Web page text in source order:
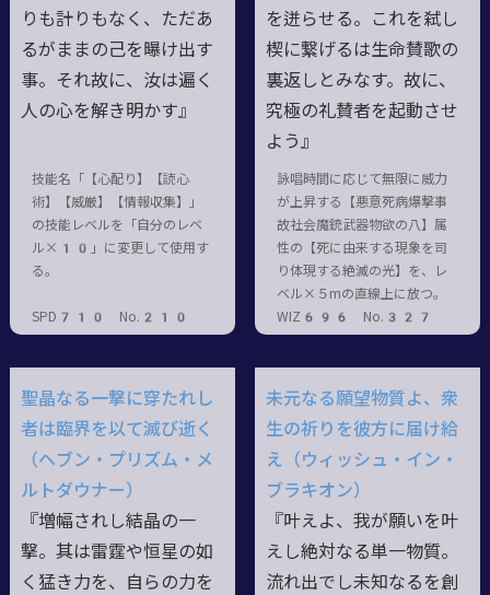
りも計りもなく、ただあ
るがままの己を曝け出す
事。それ故に、汝は遍く
人の心を解き明かす』
技能名「【心配り】【読心
術】【威厳】【情報収集】」
の技能レベルを「自分のレベ
ル×10」に変更して使用す
る。
SPD710 No.210
を迸らせる。これを弑し
楔に繋げるは生命賛歌の
裏返しとみなす。故に、
究極の礼賛者を起動させ
よう』
詠唱時間に応じて無限に威力
が上昇する【悪意死病爆撃事
故社会魔銃武器物欲の八】属
性の【死に由来する現象を司
り体現する絶滅の光】を、レ
ベル×５mの直線上に放つ。
WIZ696 No.327
聖晶なる一撃に穿たれし
者は臨界を以て滅び逝く
（ヘブン・プリズム・メ
ルトダウナー）
『増幅されし結晶の一
撃。其は雷霆や恒星の如
く猛き力を、自らの力を
未元なる願望物質よ、衆
生の祈りを彼方に届け給
え（ウィッシュ・イン・
ブラキオン）
『叶えよ、我が願いを叶
えし絶対なる単一物質。
流れ出でし未知なるを創